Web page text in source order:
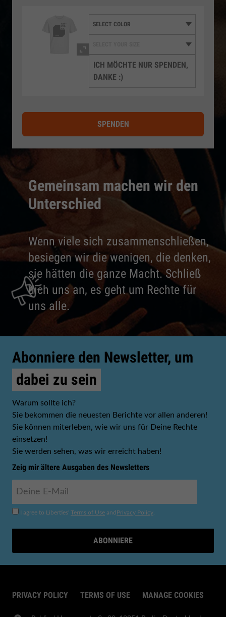
Gemeinsam machen wir den
Unterschied
Wenn viele sich zusammenschließen,
besiegen wir die wenigen, die denken,
sie hätten die ganze Macht. Schließ
dich uns an, es geht um Rechte für
uns alle.
ICH MÖCHTE NUR SPENDEN,
DANKE :)
SPENDEN
Abonniere den Newsletter, um
dabei zu sein
Warum sollte ich?
Sie bekommen die neuesten Berichte vor allen anderen!
Sie können miterleben, wie wir uns für Deine Rechte
einsetzen!
Sie werden sehen, was wir erreicht haben!
Zeig mir ältere Ausgaben des Newsletters
I agree to Liberties' Terms of Use and Privacy Policy.
ABONNIERE
PRIVACY POLICY TERMS OF USE MANAGE COOKIES